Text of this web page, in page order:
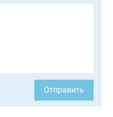
Отправить